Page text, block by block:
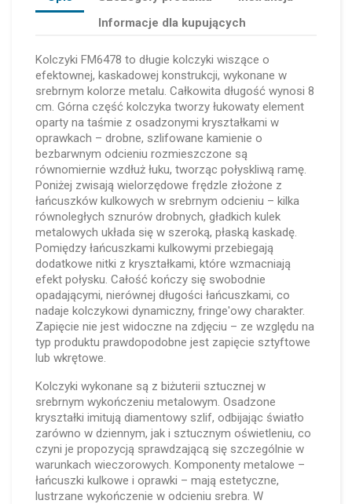
Informacje dla kupujących
Kolczyki FM6478 to długie kolczyki wiszące o
efektownej, kaskadowej konstrukcji, wykonane w
srebrnym kolorze metalu. Całkowita długość wynosi 8
cm. Górna część kolczyka tworzy łukowaty element
oparty na taśmie z osadzonymi kryształkami w
oprawkach – drobne, szlifowane kamienie o
bezbarwnym odcieniu rozmieszczone są
równomiernie wzdłuż łuku, tworząc połyskliwą ramę.
Poniżej zwisają wielorzędowe frędzle złożone z
łańcuszków kulkowych w srebrnym odcieniu – kilka
równoległych sznurów drobnych, gładkich kulek
metalowych układa się w szeroką, płaską kaskadę.
Pomiędzy łańcuszkami kulkowymi przebiegają
dodatkowe nitki z kryształkami, które wzmacniają
efekt połysku. Całość kończy się swobodnie
opadającymi, nierównej długości łańcuszkami, co
nadaje kolczykowi dynamiczny, fringe'owy charakter.
Zapięcie nie jest widoczne na zdjęciu – ze względu na
typ produktu prawdopodobne jest zapięcie sztyftowe
lub wkrętowe.
Kolczyki wykonane są z biżuterii sztucznej w
srebrnym wykończeniu metalowym. Osadzone
kryształki imitują diamentowy szlif, odbijając światło
zarówno w dziennym, jak i sztucznym oświetleniu, co
czyni je propozycją sprawdzającą się szczególnie w
warunkach wieczorowych. Komponenty metalowe –
łańcuszki kulkowe i oprawki – mają estetyczne,
lustrzane wykończenie w odcieniu srebra. W